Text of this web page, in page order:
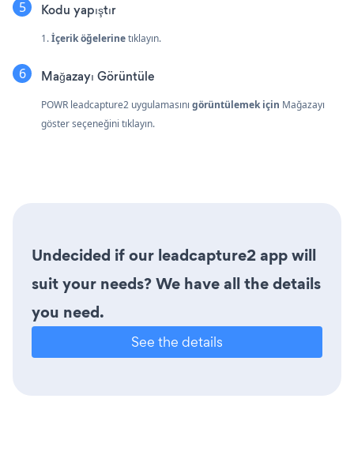
Kodu yapıştır
1.İçerik öğelerinetıklayın.
Mağazayı Görüntüle
POWR leadcapture2 uygulamasını görüntülemek için Mağazayı
göster seçeneğini tıklayın.
Undecided if our leadcapture2 app will
suit your needs? We have all the details
you need.
See the details